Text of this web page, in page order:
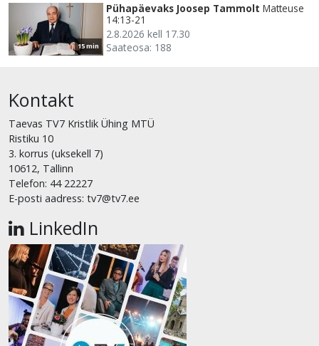
15 min
Pühapäevaks Joosep Tammolt Matteuse
14:13-21
2.8.2026 kell 17.30
Saateosa: 188
Kontakt
Taevas TV7 Kristlik Ühing MTÜ
Ristiku 10
3. korrus (uksekell 7)
10612, Tallinn
Telefon: 44 22227
E-posti aadress: tv7@tv7.ee
LinkedIn